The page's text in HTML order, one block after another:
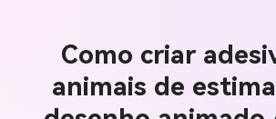
Como criar
animais de